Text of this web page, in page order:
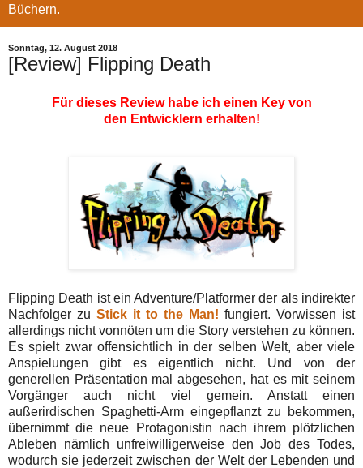
Büchern.
Sonntag, 12. August 2018
[Review] Flipping Death
Für dieses Review habe ich einen Key von
den Entwicklern erhalten!
Flipping Death ist ein Adventure/Platformer der als indirekter
Nachfolger zu Stick it to the Man! fungiert. Vorwissen ist
allerdings nicht vonnöten um die Story verstehen zu können.
Es spielt zwar offensichtlich in der selben Welt, aber viele
Anspielungen gibt es eigentlich nicht. Und von der
generellen Präsentation mal abgesehen, hat es mit seinem
Vorgänger auch nicht viel gemein. Anstatt einen
außerirdischen Spaghetti-Arm eingepflanzt zu bekommen,
übernimmt die neue Protagonistin nach ihrem plötzlichen
Ableben nämlich unfreiwilligerweise den Job des Todes,
wodurch sie jederzeit zwischen der Welt der Lebenden und